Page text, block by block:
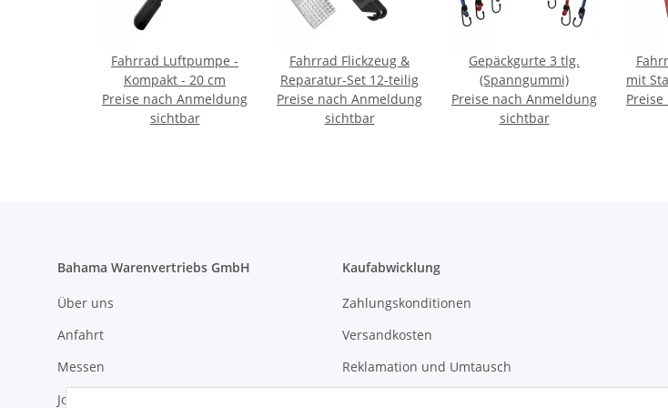
Fahrrad Luftpumpe -
Kompakt - 20 cm
Preise nach Anmeldung
sichtbar
Fahrrad Flickzeug &
Reparatur-Set 12-teilig
Preise nach Anmeldung
sichtbar
Gepäckgurte 3 tlg.
(Spanngummi)
Preise nach Anmeldung
sichtbar
mit
und
Bahama Warenvertriebs GmbH
Über uns
Anfahrt
Messen
Jobs
Kaufabwicklung
Zahlungskonditionen
Versandkosten
Reklamation und Umtausch